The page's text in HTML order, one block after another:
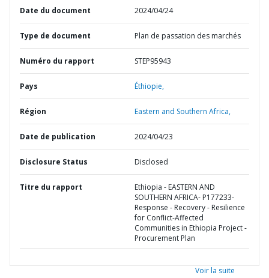
Date du document 2024/04/24
Type de document Plan de passation des marchés
Numéro du rapport STEP95943
Pays Éthiopie,
Région Eastern and Southern Africa,
Date de publication 2024/04/23
Disclosure Status Disclosed
Titre du rapport
Ethiopia - EASTERN AND
SOUTHERN AFRICA- P177233-
Response - Recovery - Resilience
for Conflict-Affected
Communities in Ethiopia Project -
Procurement Plan
Voir la suite